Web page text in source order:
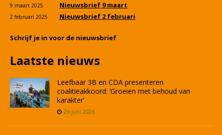
9 maart 2025 Nieuwsbrief 9 maart
2 februari 2025 Nieuwsbrief 2 februari
Schrijf je in voor de nieuwsbrief
Laatste nieuws
Leefbaar 3B en CDA presenteren
coalitieakkoord: ‘Groeien met behoud van
karakter’
26 juni 2026